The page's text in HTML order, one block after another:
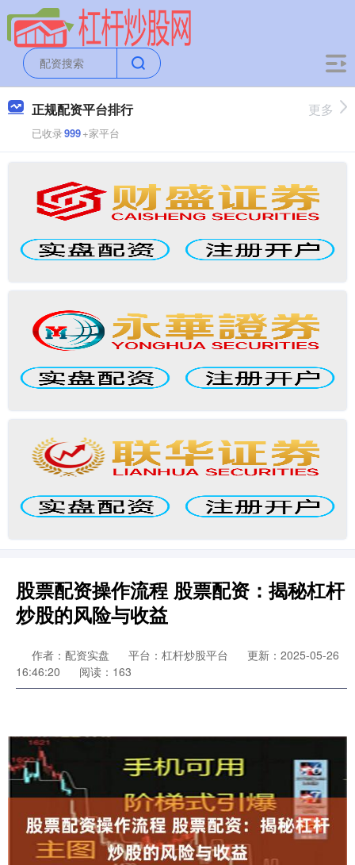
正规配资平台排行
已收录999+家平台
更多
股票配资操作流程 股票配资：揭秘杠杆
炒股的风险与收益
作者：配资实盘 平台：杠杆炒股平台
更新：2025-05-26
16:46:20
阅读：163